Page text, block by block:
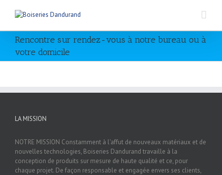
Rencontre sur rendez-vous à notre bureau ou à
votre domicile
LA MISSION
NOTRE MISSION Constamment à l'affut de nouveaux matériaux et de
nouvelles technologies, Boiseries Dandurand travaille à la
conception de produits sur mesure de haute qualité et ce, pour
chaque projet. De façon responsable et engagée envers ses clients,